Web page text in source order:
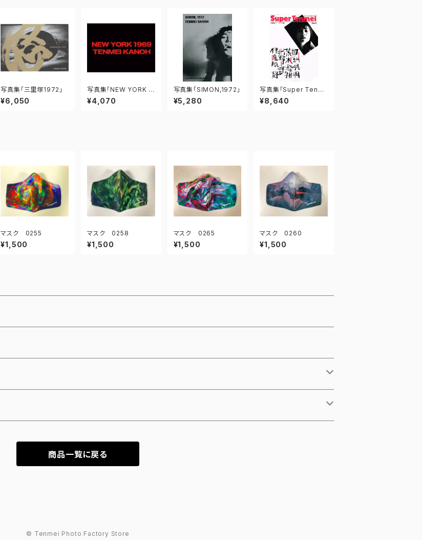
写真集「三里塚1972」
¥6,050
写真集「NEW YORK 1
969」
¥4,070
写真集「SIMON,1972」
¥5,280
写真集「Super Tenm
ei [Vol.1]」
¥8,640
マスク 0255
¥1,500
マスク 0258
¥1,500
マスク 0265
¥1,500
マスク 0260
¥1,500
商品一覧に戻る
© Tenmei Photo Factory Store